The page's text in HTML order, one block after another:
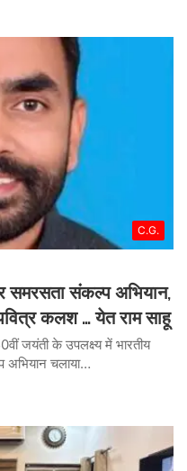
C.G.
समरसता संकल्प अभियान,
कलश … येत राम साहू
जयंती के उपलक्ष्य में भारतीय
अभियान चलाया…